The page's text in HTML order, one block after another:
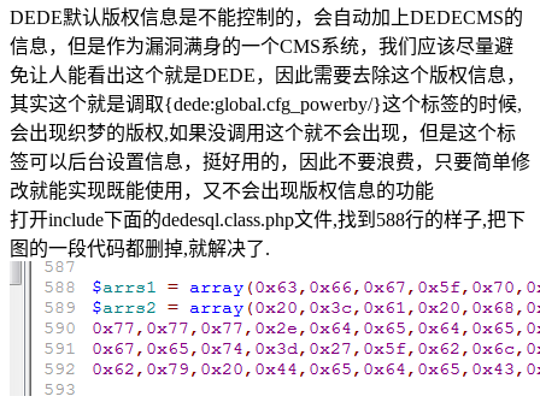
DEDE默认版权信息是不能控制的，会自动加上DEDECMS的
信息，但是作为漏洞满身的一个CMS系统，我们应该尽量避
免让人能看出这个就是DEDE，因此需要去除这个版权信息，
其实这个就是调取{dede:global.cfg_powerby/}这个标签的时候,
会出现织梦的版权,如果没调用这个就不会出现，但是这个标
签可以后台设置信息，挺好用的，因此不要浪费，只要简单修
改就能实现既能使用，又不会出现版权信息的功能
打开include下面的dedesql.class.php文件,找到588行的样子,把下
图的一段代码都删掉,就解决了.